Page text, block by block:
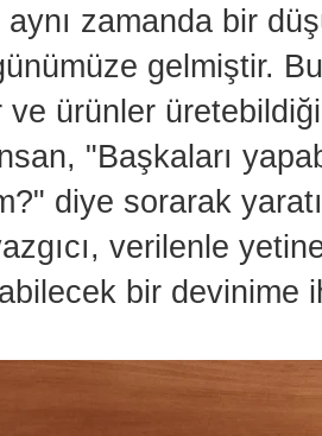
zamanda bir
gelmiştir.
ve ürünler
"Başkaları
diye sorarak
verilenle
bir devinime